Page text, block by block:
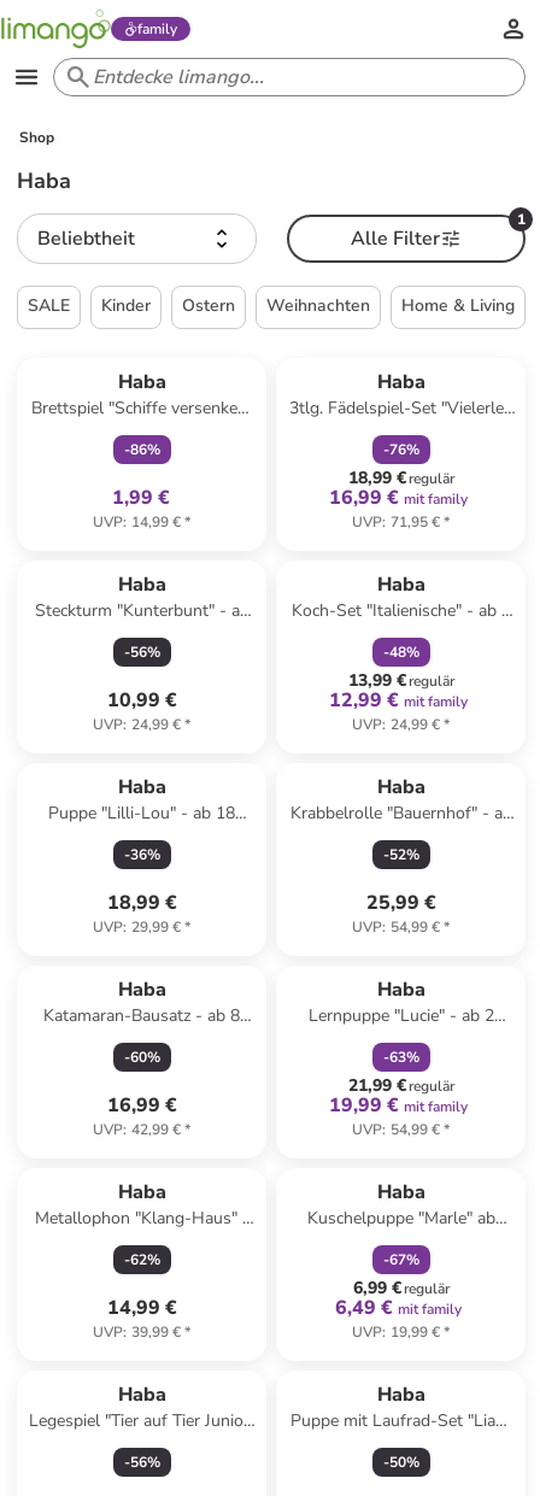
family
Shop
Haba
Beliebtheit
1
Alle Filter
SALE Kinder Ostern Weihnachten Home & Living
Haba
Brettspiel "Schiffe versenken"
- ab 5 Jahren
-86%
1,99 €
UVP: 14,99 €*
Haba
3tlg. Fädelspiel-Set "Vielerlei"
in Bunt - ab 3 Jahren
-76%
18,99 €regulär
16,99 € mit family
UVP: 71,95 €*
Haba
Steckturm "Kunterbunt" - ab
12 Monaten
-56%
10,99 €
UVP: 24,99 €*
Haba
Koch-Set "Italienische" - ab 3
Jahren
-48%
13,99 €regulär
12,99 € mit family
UVP: 24,99 €*
Haba
Puppe "Lilli-Lou" - ab 18
Monaten
-36%
18,99 €
UVP: 29,99 €*
Haba
Krabbelrolle "Bauernhof" - ab
6 Monaten
-52%
25,99 €
UVP: 54,99 €*
Haba
Katamaran-Bausatz - ab 8
Jahren
-60%
16,99 €
UVP: 42,99 €*
Haba
Lernpuppe "Lucie" - ab 2
Jahren
-63%
21,99 €regulär
19,99 € mit family
UVP: 54,99 €*
Haba
Metallophon "Klang-Haus" -
ab 12 Monaten
-62%
14,99 €
UVP: 39,99 €*
Haba
Kuschelpuppe "Marle" ab
Geburt
-67%
6,99 €regulär
6,49 € mit family
UVP: 19,99 €*
Haba
Legespiel "Tier auf Tier Junior"
- ab 2 Jahren
-56%
Haba
Puppe mit Laufrad-Set "Lian"
- ab 18 Monaten
-50%